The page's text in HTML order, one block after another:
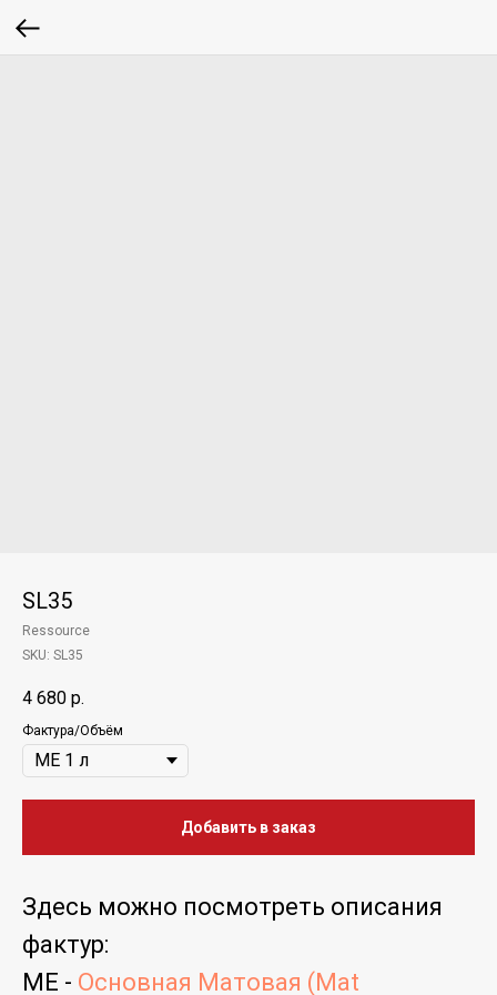
SL35
Ressource
SKU: SL35
4 680 р.
Фактура/Объём
Добавить в заказ
Здесь можно посмотреть описания
фактур:
ME - Основная Матовая (Mat